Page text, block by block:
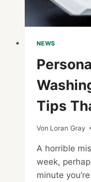
NEWS
Tips
Von Loran Gray
A horrible
week,
minute